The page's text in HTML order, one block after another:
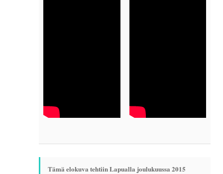
Tämä elokuva tehtiin Lapualla joulukuussa 2015